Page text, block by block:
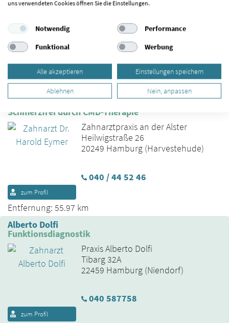
Zahnheilkunde
25451 Quickborn
04106 - 2064
Entfernung: 54.64 km
zum Profil Online-Termin
Schmerzfrei durch CMD-Therapie
Zahnarztpraxis an der Alster
Heilwigstraße 26
20249 Hamburg (Harvestehude)
040 / 44 52 46
Entfernung: 55.97 km
zum Profil
Alberto Dolfi
Funktionsdiagnostik
Praxis Alberto Dolfi
Tibarg 32A
22459 Hamburg (Niendorf)
040 587758
zum Profil
uns verwendeten Cookies öffnen Sie die Einstellungen.
Notwendig
Performance
Funktional
Werbung
Alle akzeptieren Einstellungen speichern
Ablehnen Nein, anpassen